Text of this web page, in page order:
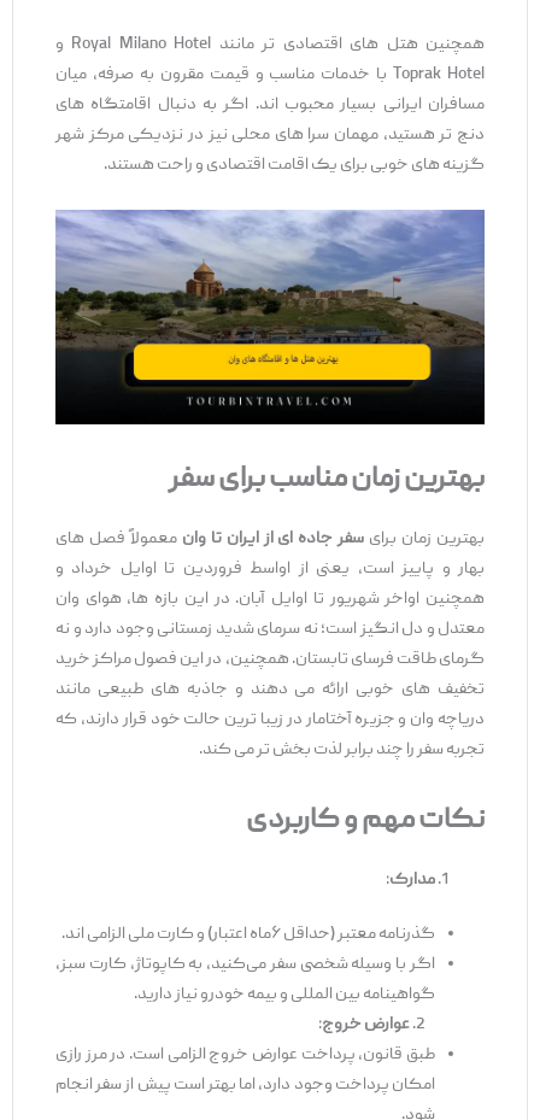
همچنین هتل ‌های اقتصادی ‌تر مانند Royal Milano Hotel و
Toprak Hotel با خدمات مناسب و قیمت مقرون ‌به‌ صرفه، میان
مسافران ایرانی بسیار محبوب ‌اند. اگر به دنبال اقامتگاه‌ های
دنج‌ تر هستید، مهمان ‌سرا های محلی نیز در نزدیکی مرکز شهر
گزینه‌ های خوبی برای یک اقامت اقتصادی و راحت هستند.
بهترینزمان مناسب برای سفر
بهترین زمان برایسفر جاده ‌ای از ایران تا وانمعمولاً فصل ‌های
بهار و پاییز است، یعنی از اواسط فروردین تا اوایل خرداد و
همچنین اواخر شهریور تا اوایل آبان. در این بازه‌ ها، هوای وان
معتدل و دل ‌انگیز است؛ نه سرمای شدید زمستانی وجود دارد و نه
گرمای طاقت ‌فرسای تابستان. همچنین، در این فصول مراکز خرید
تخفیف ‌های خوبی ارائه می ‌دهند و جاذبه ‌های طبیعی مانند
دریاچه وان و جزیره آختامار در زیبا ترین حالت خود قرار دارند، که
تجربه سفر را چند برابر لذت ‌بخش ‌تر می ‌کند.
نکات مهم و کاربردی
مدارک:
گذرنامه معتبر (حداقل ۶ماه اعتبار) و کارت ملی الزامی ‌اند.
اگر با وسیله شخصی سفر می‌کنید، به کاپوتاژ، کارت سبز،
گواهینامه بین‌ المللی و بیمه خودرو نیاز دارید.
عوارض خروج:
طبق قانون، پرداخت عوارض خروج الزامی است. در مرز رازی
امکان پرداخت وجود دارد، اما بهتر است پیش از سفر انجام